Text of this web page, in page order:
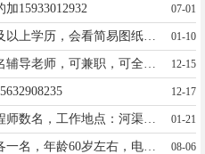
15933012932 07-01
招聘：有建筑经验，中专及以上学历，会看简易图纸，会简易绘图，会开车，20—35之间，工作地址：宁晋县县内，联系电话：13301397265 01-10
实验三小附近托管招聘一名辅导老师，可兼职，可全职，工资面议，双休，有节假日福利。☎️19912050838（加微信）。 12-15
12-17
移动公司招聘宽带安装工程师数名，工作地点：河渠贾家口大陆村区域各乡镇就近安排工资薪酬4000-10000。工资有保障，有五险要求：高中及以上学历有经验者优先工作踏实长期工联系13483946067 01-21
物业公司现招保安和电工各一名，年龄60岁左右，电工有电工证或工作经验优先，电话13463931692张经理 08-06